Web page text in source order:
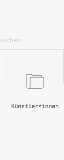
Künstler*innen